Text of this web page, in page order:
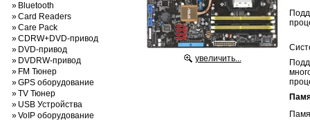
» Bluetooth
»Card Readers
»Care Pack
»CDRW+DVD-привод
» DVD-привод
» DVDRW-привод
» FM Тюнер
»GPS оборудование
»TV Тюнер
» USB Устройства
»VoIP оборудование
увеличить...